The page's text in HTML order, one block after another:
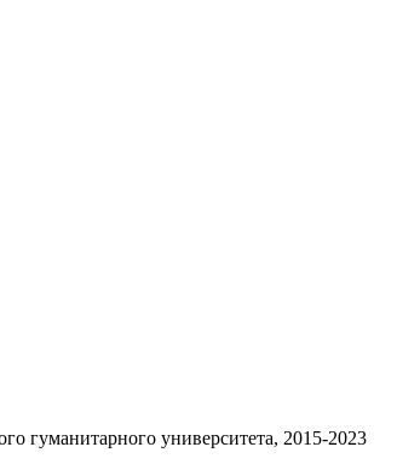
гуманитарного университета, 2015-2023